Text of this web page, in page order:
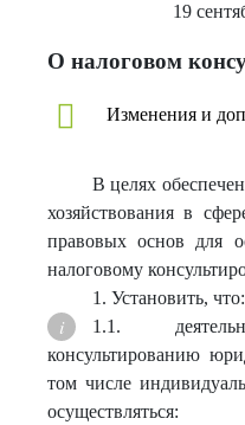
19
О налоговом
Изменения и
В целях
хозяйствования в
правовых основ для
налоговому
1. Установить, что:
1.1.
консультированию
том числе
осуществляться: